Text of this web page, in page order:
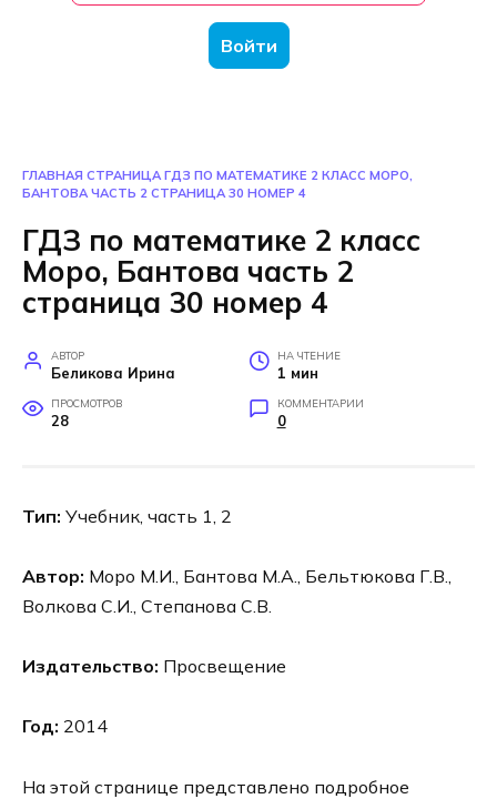
Войти
ГЛАВНАЯ СТРАНИЦА ГДЗ ПО МАТЕМАТИКЕ 2 КЛАСС МОРО,
БАНТОВА ЧАСТЬ 2 СТРАНИЦА 30 НОМЕР 4
ГДЗ по математике 2 класс
Моро, Бантова часть 2
страница 30 номер 4
АВТОР
Беликова Ирина
НА ЧТЕНИЕ
1 мин
ПРОСМОТРОВ
28
КОММЕНТАРИИ
0
Тип: Учебник, часть 1, 2
Автор: Моро М.И., Бантова М.А., Бельтюкова Г.В.,
Волкова С.И., Степанова С.В.
Издательство: Просвещение
Год: 2014
На этой странице представлено подробное